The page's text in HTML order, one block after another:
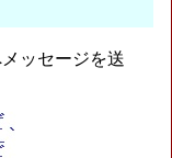
ッセージを送